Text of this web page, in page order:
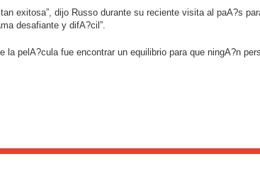
exitosa”, dijo Russo durante su reciente visita al paA?s
desafiante y difA?cil”.
la pelA?cula fue encontrar un equilibrio para que ningA?n